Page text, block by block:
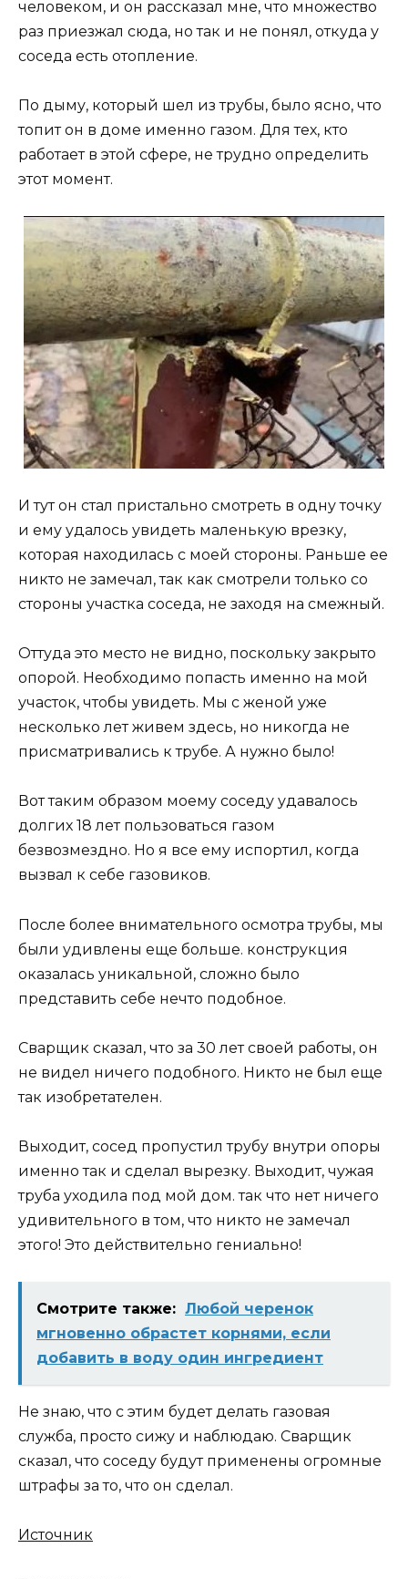
человеком, и он рассказал мне, что множество
раз приезжал сюда, но так и не понял, откуда у
соседа есть отопление.
По дыму, который шел из трубы, было ясно, что
топит он в доме именно газом. Для тех, кто
работает в этой сфере, не трудно определить
этот момент.
И тут он стал пристально смотреть в одну точку
и ему удалось увидеть маленькую врезку,
которая находилась с моей стороны. Раньше ее
никто не замечал, так как смотрели только со
стороны участка соседа, не заходя на смежный.
Оттуда это место не видно, поскольку закрыто
опорой. Необходимо попасть именно на мой
участок, чтобы увидеть. Мы с женой уже
несколько лет живем здесь, но никогда не
присматривались к трубе. А нужно было!
Вот таким образом моему соседу удавалось
долгих 18 лет пользоваться газом
безвозмездно. Но я все ему испортил, когда
вызвал к себе газовиков.
После более внимательного осмотра трубы, мы
были удивлены еще больше. конструкция
оказалась уникальной, сложно было
представить себе нечто подобное.
Сварщик сказал, что за 30 лет своей работы, он
не видел ничего подобного. Никто не был еще
так изобретателен.
Выходит, сосед пропустил трубу внутри опоры
именно так и сделал вырезку. Выходит, чужая
труба уходила под мой дом. так что нет ничего
удивительного в том, что никто не замечал
этого! Это действительно гениально!
Смотрите также: Любой черенок
мгновенно обрастет корнями, если
добавить в воду один ингредиент
Не знаю, что с этим будет делать газовая
служба, просто сижу и наблюдаю. Сварщик
сказал, что соседу будут применены огромные
штрафы за то, что он сделал.
Источник